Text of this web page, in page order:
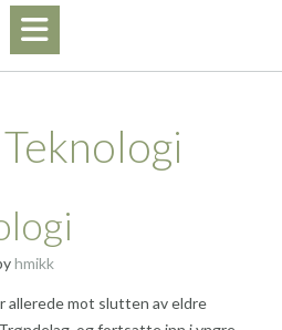
Teknologi
hmikk
allerede mot slutten av eldre